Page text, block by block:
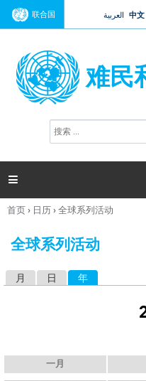
Jump
联合国 العربية 中文
难民
搜
索

你
这
首页› 日历›全球系列活动
全球系列活动
月 日 年
一月